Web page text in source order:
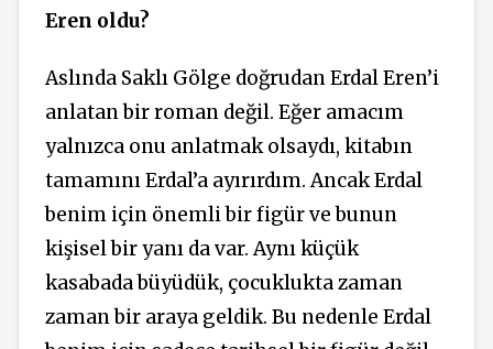
Eren oldu?
Aslında Saklı Gölge doğrudan Erdal Eren’i
anlatan bir roman değil. Eğer amacım
yalnızca onu anlatmak olsaydı, kitabın
tamamını Erdal’a ayırırdım. Ancak Erdal
benim için önemli bir figür ve bunun
kişisel bir yanı da var. Aynı küçük
kasabada büyüdük, çocuklukta zaman
zaman bir araya geldik. Bu nedenle Erdal